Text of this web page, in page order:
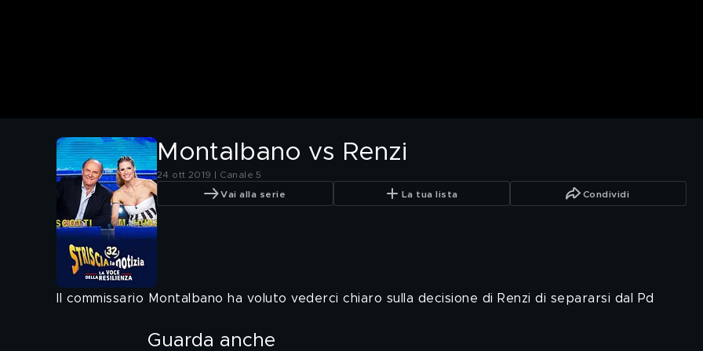
Montalbano vs Renzi
24 ott 2019 | Canale 5
Vai alla serie La tua lista Condividi
Il commissario Montalbano ha voluto vederci chiaro sulla decisione di Renzi di separarsi dal Pd
Guarda anche